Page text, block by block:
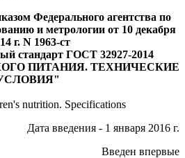
Федерального агентства по
и метрологии от 10 декабря
г. N 1963-ст
стандарт ГОСТ 32927-2014
ПИТАНИЯ. ТЕХНИЧЕСКИЕ
nutrition. Specifications
Дата введения - 1 января 2016 г.
Введен впервые